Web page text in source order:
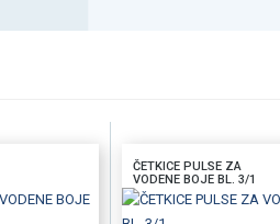
ČETKICE PULSE ZA
VODENE BOJE BL. 3/1